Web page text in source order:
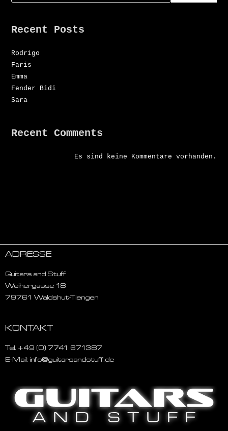
Recent Posts
Rodrigo
Faris
Emma
Fender Bidi
Sara
Recent Comments
Es sind keine Kommentare vorhanden.
ADRESSE
Guitars and Stuff
Weihergasse 18
79761 Waldshut-Tiengen
KONTAKT
Tel. +49 (0) 7741 671387
E-Mail: info@guitarsandstuff.de